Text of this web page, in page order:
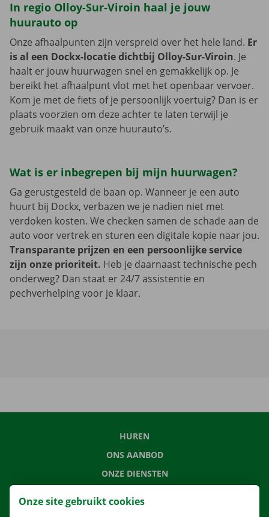
In regio Olloy-Sur-Viroin haal je jouw
huurauto op
Onze afhaalpunten zijn verspreid over het hele land. Er
is al een Dockx-locatie dichtbij Olloy-Sur-Viroin. Je
haalt er jouw huurwagen snel en gemakkelijk op. Je
bereikt het afhaalpunt vlot met het openbaar vervoer.
Kom je met de fiets of je persoonlijk voertuig? Dan is er
plaats voorzien om deze achter te laten terwijl je
gebruik maakt van onze huurauto’s.
Wat is er inbegrepen bij mijn huurwagen?
Ga gerustgesteld de baan op. Wanneer je een auto
huurt bij Dockx, verbazen we je nadien niet met
verdoken kosten. We checken samen de schade aan de
auto voor vertrek en sturen een digitale kopie naar jou.
Transparante prijzen en een persoonlijke service
zijn onze prioriteit. Heb je daarnaast technische pech
onderweg? Dan staat er 24/7 assistentie en
pechverhelping voor je klaar.
HUREN
ONS AANBOD
ONZE DIENSTEN
Onze site gebruikt cookies